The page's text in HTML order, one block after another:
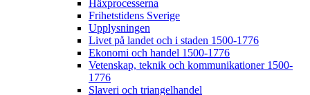
Häxprocesserna
Frihetstidens Sverige
Upplysningen
Livet på landet och i staden 1500-1776
Ekonomi och handel 1500-1776
Vetenskap, teknik och kommunikationer 1500-
1776
Slaveri och triangelhandel